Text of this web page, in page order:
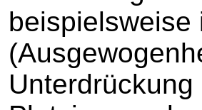
beispielsweise
Unterdrückung